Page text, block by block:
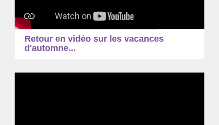
Retour en vidéo sur les vacances
d'automne...